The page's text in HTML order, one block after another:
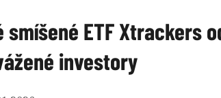
ETF Xtrackers
investory